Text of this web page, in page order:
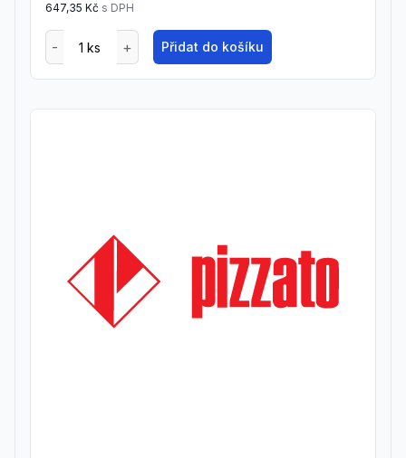
647,35 Kč s DPH
Přidat do košíku